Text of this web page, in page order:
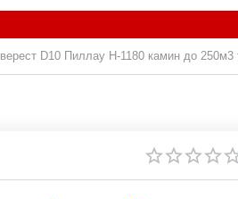
D10 Пиллау H-1180 камин до 250м3